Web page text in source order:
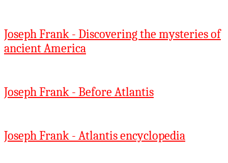
Joseph Frank - Discovering the mysteries of
ancient America
Joseph Frank - Before Atlantis
Joseph Frank - Atlantis encyclopedia